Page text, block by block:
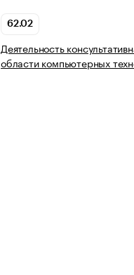
62.02
Деятельность
области компьютерных